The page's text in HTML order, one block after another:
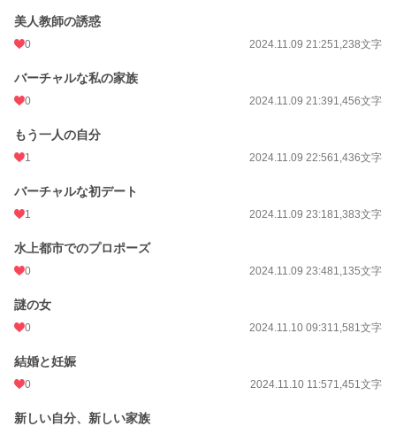
美人教師の誘惑
0 2024.11.09 21:251,238文字
バーチャルな私の家族
0 2024.11.09 21:391,456文字
もう一人の自分
1 2024.11.09 22:561,436文字
バーチャルな初デート
1 2024.11.09 23:181,383文字
水上都市でのプロポーズ
0 2024.11.09 23:481,135文字
謎の女
0 2024.11.10 09:311,581文字
結婚と妊娠
0 2024.11.10 11:571,451文字
新しい自分、新しい家族